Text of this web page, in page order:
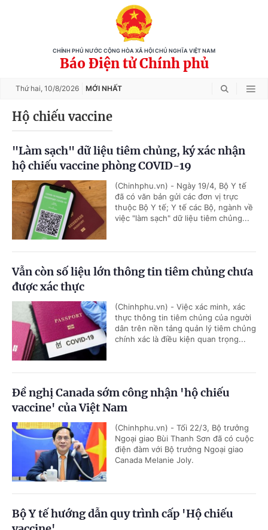
CHÍNH PHỦ NƯỚC CỘNG HÒA XÃ HỘI CHỦ NGHĨA VIỆT NAM
Báo Điện tử Chính phủ
Thứ hai, 10/8/2026 MỚI NHẤT
Hộ chiếu vaccine
"Làm sạch" dữ liệu tiêm chủng, ký xác nhận
hộ chiếu vaccine phòng COVID-19
(Chinhphu.vn) - Ngày 19/4, Bộ Y tế
đã có văn bản gửi các đơn vị trực
thuộc Bộ Y tế; Y tế các Bộ, ngành về
việc "làm sạch" dữ liệu tiêm chủng...
Vẫn còn số liệu lớn thông tin tiêm chủng chưa
được xác thực
(Chinhphu.vn) - Việc xác minh, xác
thực thông tin tiêm chủng của người
dân trên nền tảng quản lý tiêm chủng
chính xác là điều kiện quan trọng...
Đề nghị Canada sớm công nhận 'hộ chiếu
vaccine' của Việt Nam
(Chinhphu.vn) - Tối 22/3, Bộ trưởng
Ngoại giao Bùi Thanh Sơn đã có cuộc
điện đàm với Bộ trưởng Ngoại giao
Canada Melanie Joly.
Bộ Y tế hướng dẫn quy trình cấp 'Hộ chiếu